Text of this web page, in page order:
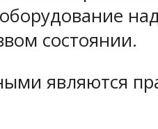
состоянии.
являются